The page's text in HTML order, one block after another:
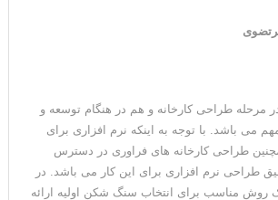
مرحله طراحی کارخانه و هم در هنگام توسعه و
می باشد. با توجه به اینکه نرم افزاری برای
طراحی کارخانه های فراوری در دسترس
طراحی نرم افزاری برای این کار می باشد. در
روش مناسب برای انتخاب سنگ شکن اولیه ارائه